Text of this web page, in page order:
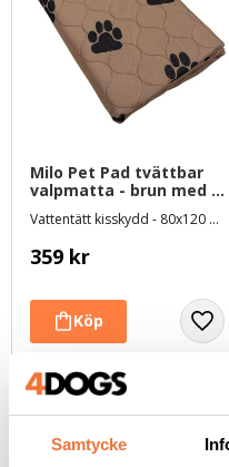
Samtycke
Milo Pet Pad tvättbar
valpmatta - brun med
svarta tassar
Vattentätt kisskydd - 80x120 cm
359 kr
Andra